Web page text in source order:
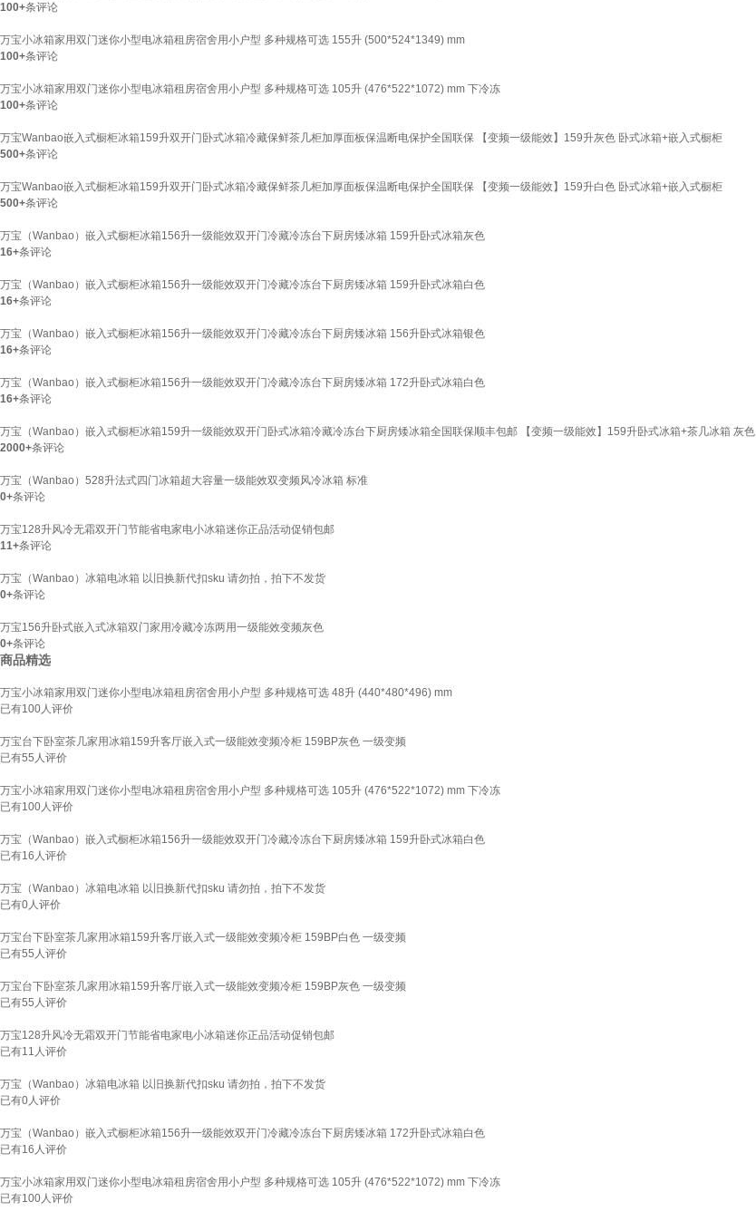
100+条评论
万宝小冰箱家用双门迷你小型电冰箱租房宿舍用小户型 多种规格可选 155升 (500*524*1349) mm
100+条评论
万宝小冰箱家用双门迷你小型电冰箱租房宿舍用小户型 多种规格可选 105升 (476*522*1072) mm 下冷冻
100+条评论
万宝Wanbao嵌入式橱柜冰箱159升双开门卧式冰箱冷藏保鲜茶几柜加厚面板保温断电保护全国联保 【变频一级能效】159升灰色 卧式冰箱+嵌入式橱柜
500+条评论
万宝Wanbao嵌入式橱柜冰箱159升双开门卧式冰箱冷藏保鲜茶几柜加厚面板保温断电保护全国联保 【变频一级能效】159升白色 卧式冰箱+嵌入式橱柜
500+条评论
万宝（Wanbao）嵌入式橱柜冰箱156升一级能效双开门冷藏冷冻台下厨房矮冰箱 159升卧式冰箱灰色
16+条评论
万宝（Wanbao）嵌入式橱柜冰箱156升一级能效双开门冷藏冷冻台下厨房矮冰箱 159升卧式冰箱白色
16+条评论
万宝（Wanbao）嵌入式橱柜冰箱156升一级能效双开门冷藏冷冻台下厨房矮冰箱 156升卧式冰箱银色
16+条评论
万宝（Wanbao）嵌入式橱柜冰箱156升一级能效双开门冷藏冷冻台下厨房矮冰箱 172升卧式冰箱白色
16+条评论
万宝（Wanbao）嵌入式橱柜冰箱159升一级能效双开门卧式冰箱冷藏冷冻台下厨房矮冰箱全国联保顺丰包邮 【变频一级能效】159升卧式冰箱+茶几冰箱 灰色
2000+条评论
万宝（Wanbao）528升法式四门冰箱超大容量一级能效双变频风冷冰箱 标准
0+条评论
万宝128升风冷无霜双开门节能省电家电小冰箱迷你正品活动促销包邮
11+条评论
万宝（Wanbao）冰箱电冰箱 以旧换新代扣sku 请勿拍，拍下不发货
0+条评论
万宝156升卧式嵌入式冰箱双门家用冷藏冷冻两用一级能效变频灰色
0+条评论
商品精选
万宝小冰箱家用双门迷你小型电冰箱租房宿舍用小户型 多种规格可选 48升 (440*480*496) mm
已有100人评价
万宝台下卧室茶几家用冰箱159升客厅嵌入式一级能效变频冷柜 159BP灰色 一级变频
已有55 人评价
万宝小冰箱家用双门迷你小型电冰箱租房宿舍用小户型 多种规格可选 105升 (476*522*1072) mm 下冷冻
已有100人评价
万宝（Wanbao）嵌入式橱柜冰箱156升一级能效双开门冷藏冷冻台下厨房矮冰箱 159升卧式冰箱白色
已有16 人评价
万宝（Wanbao）冰箱电冰箱 以旧换新代扣sku 请勿拍，拍下不发货
已有0人评价
万宝台下卧室茶几家用冰箱159升客厅嵌入式一级能效变频冷柜 159BP白色 一级变频
已有55 人评价
万宝台下卧室茶几家用冰箱159升客厅嵌入式一级能效变频冷柜 159BP灰色 一级变频
已有55 人评价
万宝128升风冷无霜双开门节能省电家电小冰箱迷你正品活动促销包邮
已有11 人评价
万宝（Wanbao）冰箱电冰箱 以旧换新代扣sku 请勿拍，拍下不发货
已有0人评价
万宝（Wanbao）嵌入式橱柜冰箱156升一级能效双开门冷藏冷冻台下厨房矮冰箱 172升卧式冰箱白色
已有16 人评价
万宝小冰箱家用双门迷你小型电冰箱租房宿舍用小户型 多种规格可选 105升 (476*522*1072) mm 下冷冻
已有100人评价